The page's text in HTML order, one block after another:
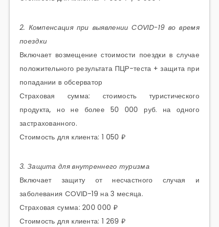
2. Компенсация при выявлении COVID-19 во время
поездки
Включает возмещение стоимости поездки в случае
положительного результата ПЦР-теста + защита при
попадании в обсерватор
Страховая сумма: стоимость туристического
продукта, но не более 50 000 руб. на одного
застрахованного.
Стоимость для клиента: 1 050 ₽
3. Защита для внутреннего туризма
Включает защиту от несчастного случая и
заболевания COVID-19 на 3 месяца.
Страховая сумма: 200 000 ₽
Стоимость для клиента: 1 269 ₽